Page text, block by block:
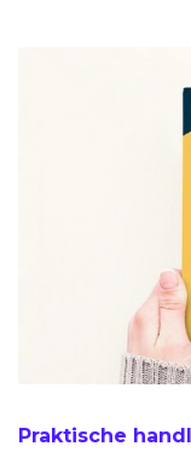
Praktische